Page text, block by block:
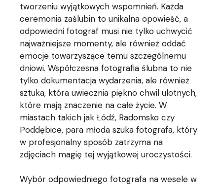
tworzeniu wyjątkowych wspomnień. Każda
ceremonia zaślubin to unikalna opowieść, a
odpowiedni fotograf musi nie tylko uchwycić
najważniejsze momenty, ale również oddać
emocje towarzyszące temu szczególnemu
dniowi. Współczesna fotografia ślubna to nie
tylko dokumentacja wydarzenia, ale również
sztuka, która uwiecznia piękno chwil ulotnych,
które mają znaczenie na całe życie. W
miastach takich jak Łódź, Radomsko czy
Poddębice, para młoda szuka fotografa, który
w profesjonalny sposób zatrzyma na
zdjęciach magię tej wyjątkowej uroczystości.
Wybór odpowiedniego fotografa na wesele w